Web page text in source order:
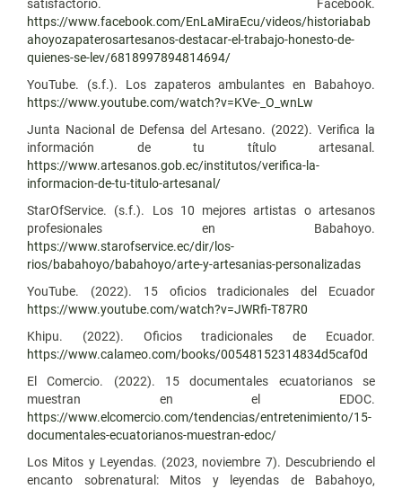
satisfactorio. Facebook.
https://www.facebook.com/EnLaMiraEcu/videos/historiabab
ahoyozapaterosartesanos-destacar-el-trabajo-honesto-de-
quienes-se-lev/6818997894814694/
YouTube. (s.f.). Los zapateros ambulantes en Babahoyo.
https://www.youtube.com/watch?v=KVe-_O_wnLw
Junta Nacional de Defensa del Artesano. (2022). Verifica la
información de tu título artesanal.
https://www.artesanos.gob.ec/institutos/verifica-la-
informacion-de-tu-titulo-artesanal/
StarOfService. (s.f.). Los 10 mejores artistas o artesanos
profesionales en Babahoyo.
https://www.starofservice.ec/dir/los-
rios/babahoyo/babahoyo/arte-y-artesanias-personalizadas
YouTube. (2022). 15 oficios tradicionales del Ecuador
https://www.youtube.com/watch?v=JWRfi-T87R0
Khipu. (2022). Oficios tradicionales de Ecuador.
https://www.calameo.com/books/00548152314834d5caf0d
El Comercio. (2022). 15 documentales ecuatorianos se
muestran en el EDOC.
https://www.elcomercio.com/tendencias/entretenimiento/15-
documentales-ecuatorianos-muestran-edoc/
Los Mitos y Leyendas. (2023, noviembre 7). Descubriendo el
encanto sobrenatural: Mitos y leyendas de Babahoyo,